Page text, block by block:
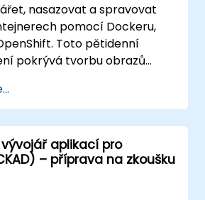
nasazovat a spravovat
pomocí Dockeru,
Toto pětidenní
pokrývá tvorbu obrazů
dat, zabezpečení i
Účastníci tak získají
k provozu moderních
platforem a řešení problémů
vývojového i
aplikací pro
– příprava na zkoušku